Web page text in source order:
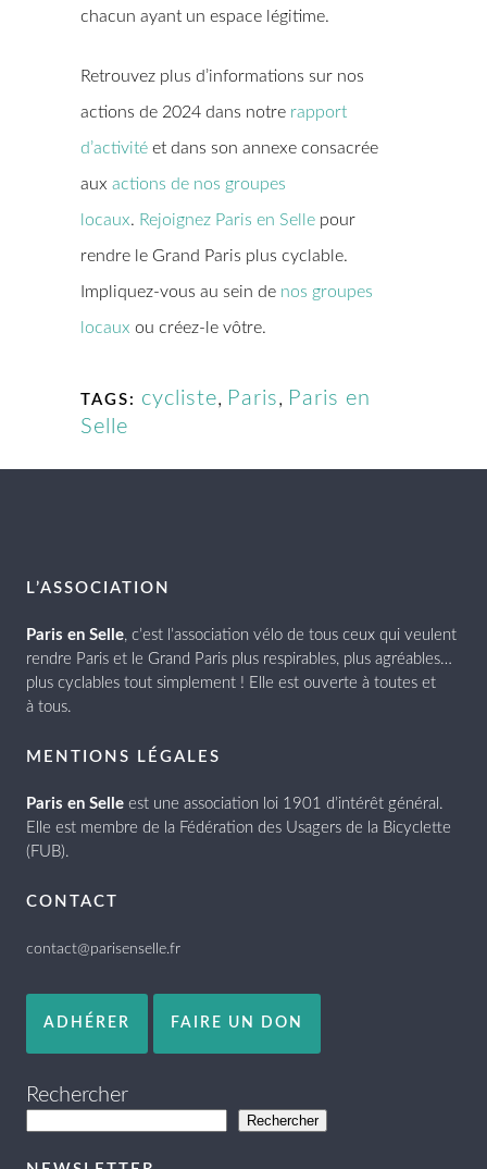
chacun ayant un espace légitime.
Retrouvez plus d’informations sur nos
actions de 2024 dans notre rapport
d’activité et dans son annexe consacrée
aux actions de nos groupes
locaux. Rejoignez Paris en Selle pour
rendre le Grand Paris plus cyclable.
Impliquez-vous au sein de nos groupes
locaux ou créez-le vôtre.
TAGS: cycliste, Paris, Paris en
Selle
L’ASSOCIATION
Paris en Selle, c’est l’association vélo de tous ceux qui veulent
rendre Paris et le Grand Paris plus respirables, plus agréables…
plus cyclables tout simplement ! Elle est ouverte à toutes et
à tous.
MENTIONS LÉGALES
Paris en Selle est une association loi 1901 d’intérêt général.
Elle est membre de la Fédération des Usagers de la Bicyclette
(FUB).
CONTACT
contact@parisenselle.fr
ADHÉRER FAIRE UN DON
Rechercher
Rechercher